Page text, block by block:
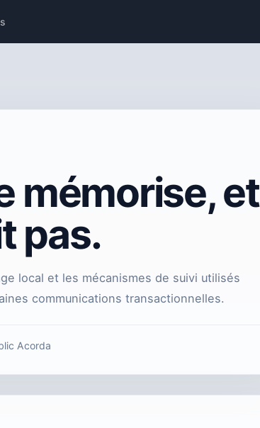
mémorise, et
pas.
local et les mécanismes de suivi utilisés
communications transactionnelles.
Acorda